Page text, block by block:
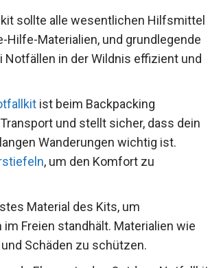
sollte alle wesentlichen Hilfsmittel
Hilfe-Materialien, und grundlegende
Notfällen in der Wildnis effizient und
ist beim Backpacking
und stellt sicher, dass dein
Wanderungen wichtig ist.
, um den Komfort zu
Material des Kits, um
Freien standhält. Materialien wie
Schäden zu schützen.